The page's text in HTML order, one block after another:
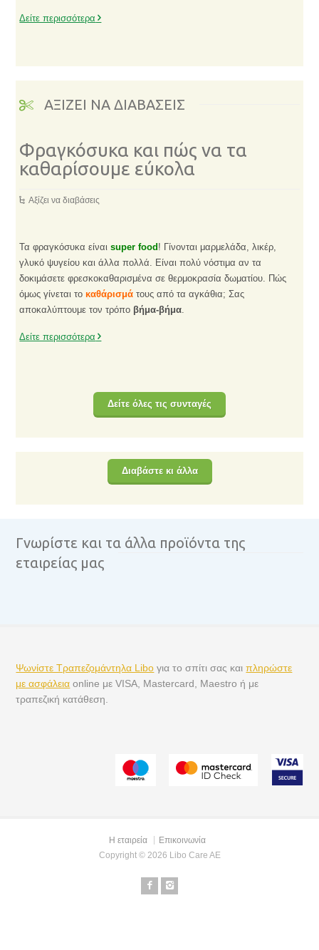
Δείτε περισσότερα
ΑΞΙΖΕΙ ΝΑ ΔΙΑΒΑΣΕΙΣ
Φραγκόσυκα και πώς να τα
καθαρίσουμε εύκολα
Αξίζει να διαβάσεις
Τα φραγκόσυκα είναιsuper food ! Γίνονται μαρμελάδα, λικέρ,
γλυκό ψυγείου και άλλα πολλά. Είναι πολύ νόστιμα αν τα
δοκιμάσετε φρεσκοκαθαρισμένα σε θερμοκρασία δωματίου. Πώς
όμως γίνεται το καθάρισμά τους από τα αγκάθια; Σας
αποκαλύπτουμε τον τρόπο βήμα-βήμα.
Δείτε περισσότερα
Δείτε όλες τις συνταγές
Διαβάστε κι άλλα
Γνωρίστε και τα άλλα προϊόντα της
εταιρείας μας
Ψωνίστε Τραπεζομάντηλα Libo για το σπίτι σας καιπληρώστε
με ασφάλεια online με VISA, Mastercard, Maestro ή με
τραπεζική κατάθεση.
Η εταιρεία
Επικοινωνία
Copyright © 2026 Libo Care AE